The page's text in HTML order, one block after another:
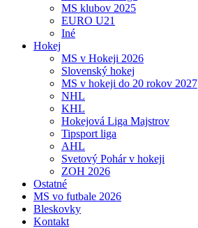
MS klubov 2025
EURO U21
Iné
Hokej
MS v Hokeji 2026
Slovenský hokej
MS v hokeji do 20 rokov 2027
NHL
KHL
Hokejová Liga Majstrov
Tipsport liga
AHL
Svetový Pohár v hokeji
ZOH 2026
Ostatné
MS vo futbale 2026
Bleskovky
Kontakt